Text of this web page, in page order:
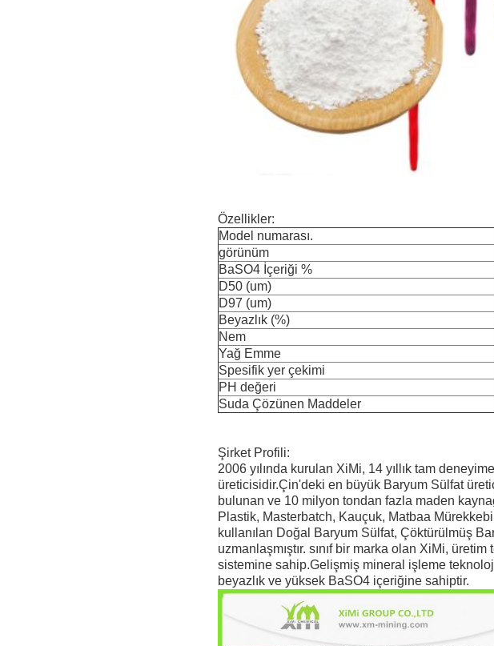
Özellikler:
Model numarası.
görünüm
BaSO4 İçeriği %
D50 (um)
D97 (um)
Beyazlık (%)
Nem
Yağ Emme
Spesifik yer çekimi
PH değeri
Suda Çözünen Maddeler
Şirket Profili:
2006 yılında kurulan XiMi, 14 yıllık tam
üreticisidir.Çin'deki en büyük Baryum Sülfat
bulunan ve 10 milyon tondan fazla maden
Plastik, Masterbatch, Kauçuk, Matbaa
kullanılan Doğal Baryum Sülfat, Çöktürülmüş
uzmanlaşmıştır. sınıf bir marka olan XiMi,
sistemine sahip.Gelişmiş mineral işleme
beyazlık ve yüksek BaSO4 içeriğine sahiptir.